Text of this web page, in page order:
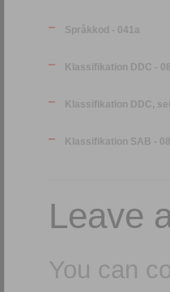
Språkkod - 041a
Klassifikation DDC -
Klassifikation DDC,
Klassifikation SAB -
Leave
You can